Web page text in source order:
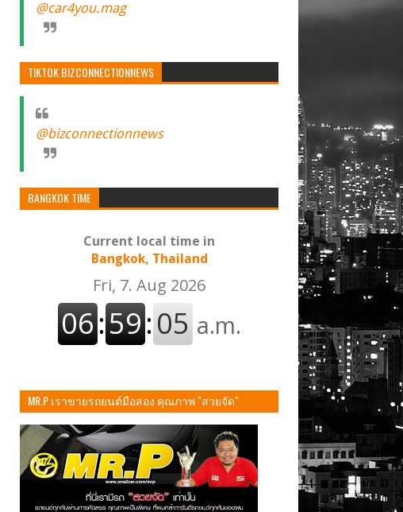
@car4you.mag
TIKTOK BIZCONNECTIONNEWS
@bizconnectionnews
BANGKOK TIME
Current local time in
Bangkok, Thailand
MR.P เราขายรถยนต์มือสอง คุณภาพ "สวยจัด"